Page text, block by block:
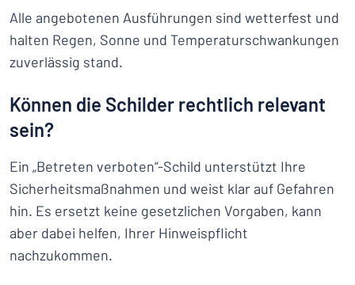
Alle angebotenen Ausführungen sind wetterfest und
halten Regen, Sonne und Temperaturschwankungen
zuverlässig stand.
Können die Schilder rechtlich relevant
sein?
Ein „Betreten verboten“-Schild unterstützt Ihre
Sicherheitsmaßnahmen und weist klar auf Gefahren
hin. Es ersetzt keine gesetzlichen Vorgaben, kann
aber dabei helfen, Ihrer Hinweispflicht
nachzukommen.